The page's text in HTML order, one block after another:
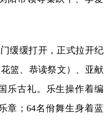
缓缓打开，正式拉开纪
篮、恭读祭文）、亚献
乐古礼。乐生操作着编
章；64名佾舞生身着蓝